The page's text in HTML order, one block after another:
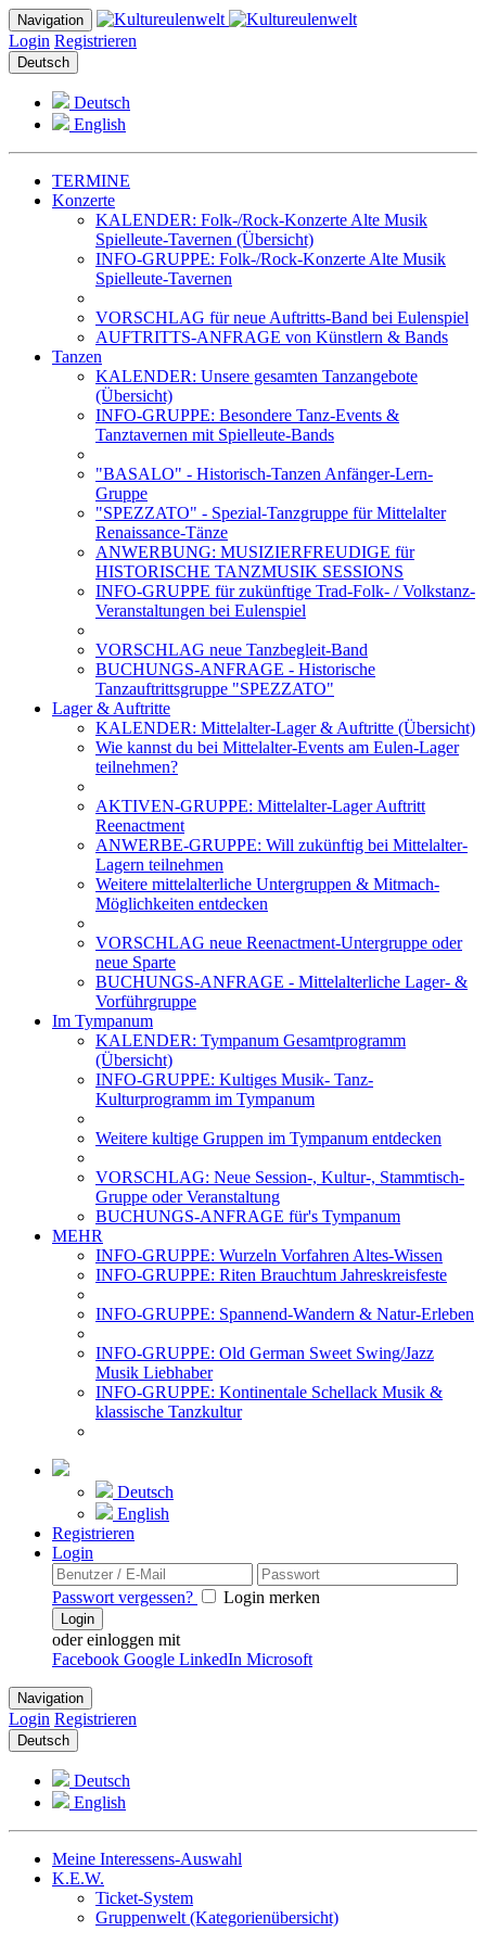
Navigation
Login Registrieren
Deutsch
Deutsch
English
TERMINE
Konzerte
KALENDER: Folk-/Rock-Konzerte Alte Musik
Spielleute-Tavernen (Übersicht)
INFO-GRUPPE: Folk-/Rock-Konzerte Alte Musik
Spielleute-Tavernen
VORSCHLAG für neue Auftritts-Band bei Eulenspiel
AUFTRITTS-ANFRAGE von Künstlern & Bands
Tanzen
KALENDER: Unsere gesamten Tanzangebote
(Übersicht)
INFO-GRUPPE: Besondere Tanz-Events &
Tanztavernen mit Spielleute-Bands
"BASALO" - Historisch-Tanzen Anfänger-Lern-
Gruppe
"SPEZZATO" - Spezial-Tanzgruppe für Mittelalter
Renaissance-Tänze
ANWERBUNG: MUSIZIERFREUDIGE für
HISTORISCHE TANZMUSIK SESSIONS
INFO-GRUPPE für zukünftige Trad-Folk- / Volkstanz-
Veranstaltungen bei Eulenspiel
VORSCHLAG neue Tanzbegleit-Band
BUCHUNGS-ANFRAGE - Historische
Tanzauftrittsgruppe "SPEZZATO"
Lager & Auftritte
KALENDER: Mittelalter-Lager & Auftritte (Übersicht)
Wie kannst du bei Mittelalter-Events am Eulen-Lager
teilnehmen?
AKTIVEN-GRUPPE: Mittelalter-Lager Auftritt
Reenactment
ANWERBE-GRUPPE: Will zukünftig bei Mittelalter-
Lagern teilnehmen
Weitere mittelalterliche Untergruppen & Mitmach-
Möglichkeiten entdecken
VORSCHLAG neue Reenactment-Untergruppe oder
neue Sparte
BUCHUNGS-ANFRAGE - Mittelalterliche Lager- &
Vorführgruppe
Im Tympanum
KALENDER: Tympanum Gesamtprogramm
(Übersicht)
INFO-GRUPPE: Kultiges Musik- Tanz-
Kulturprogramm im Tympanum
Weitere kultige Gruppen im Tympanum entdecken
VORSCHLAG: Neue Session-, Kultur-, Stammtisch-
Gruppe oder Veranstaltung
BUCHUNGS-ANFRAGE für's Tympanum
MEHR
INFO-GRUPPE: Wurzeln Vorfahren Altes-Wissen
INFO-GRUPPE: Riten Brauchtum Jahreskreisfeste
INFO-GRUPPE: Spannend-Wandern & Natur-Erleben
INFO-GRUPPE: Old German Sweet Swing/Jazz
Musik Liebhaber
INFO-GRUPPE: Kontinentale Schellack Musik &
klassische Tanzkultur
Deutsch
English
Registrieren
Login
Passwort vergessen? Login merken
Login
oder einloggen mit
Facebook Google LinkedIn Microsoft
Navigation
Login Registrieren
Deutsch
Deutsch
English
Meine Interessens-Auswahl
K.E.W.
Ticket-System
Gruppenwelt (Kategorienübersicht)